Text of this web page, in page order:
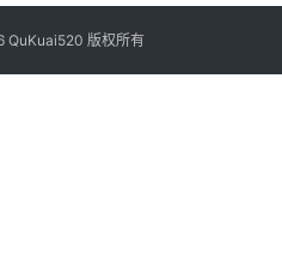
版权所有